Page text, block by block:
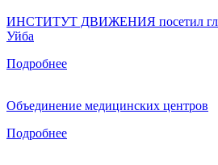
ИНСТИТУТ ДВИЖЕНИЯ посетил
Уйба
Подробнее
Объединение медицинских центров
Подробнее